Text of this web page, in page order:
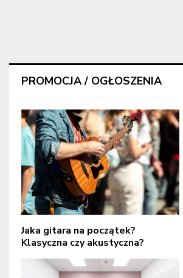
PROMOCJA / OGŁOSZENIA
Jaka gitara na początek?
Klasyczna czy akustyczna?